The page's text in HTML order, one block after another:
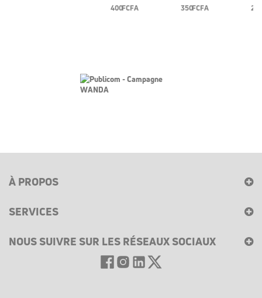
400 FCFA 350 FCFA
À PROPOS
SERVICES
NOUS SUIVRE SUR LES RÉSEAUX SOCIAUX